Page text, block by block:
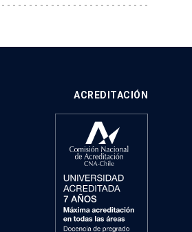
ACREDITACIÓN